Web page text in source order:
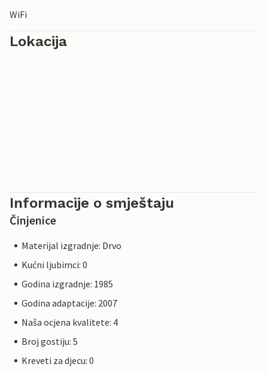
WiFi
Lokacija
Informacije o smještaju
Činjenice
Materijal izgradnje: Drvo
Kućni ljubimci: 0
Godina izgradnje: 1985
Godina adaptacije: 2007
Naša ocjena kvalitete: 4
Broj gostiju: 5
Kreveti za djecu: 0